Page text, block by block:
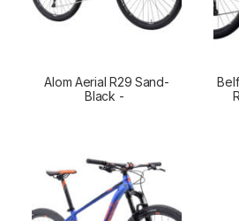
CONTINUER LA LECTURE
Alom Aerial R29 Sand-
Black